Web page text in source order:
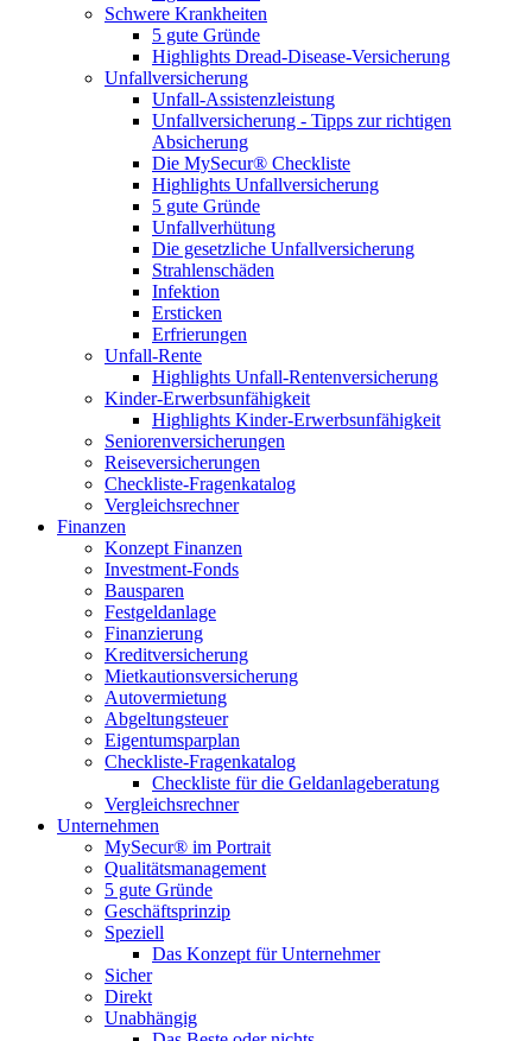
Schwere Krankheiten
5 gute Gründe
Highlights Dread-Disease-Versicherung
Unfallversicherung
Unfall-Assistenzleistung
Unfallversicherung - Tipps zur richtigen
Absicherung
Die MySecur® Checkliste
Highlights Unfallversicherung
5 gute Gründe
Unfallverhütung
Die gesetzliche Unfallversicherung
Strahlenschäden
Infektion
Ersticken
Erfrierungen
Unfall-Rente
Highlights Unfall-Rentenversicherung
Kinder-Erwerbsunfähigkeit
Highlights Kinder-Erwerbsunfähigkeit
Seniorenversicherungen
Reiseversicherungen
Checkliste-Fragenkatalog
Vergleichsrechner
Finanzen
Konzept Finanzen
Investment-Fonds
Bausparen
Festgeldanlage
Finanzierung
Kreditversicherung
Mietkautionsversicherung
Autovermietung
Abgeltungsteuer
Eigentumsparplan
Checkliste-Fragenkatalog
Checkliste für die Geldanlageberatung
Vergleichsrechner
Unternehmen
MySecur® im Portrait
Qualitätsmanagement
5 gute Gründe
Geschäftsprinzip
Speziell
Das Konzept für Unternehmer
Sicher
Direkt
Unabhängig